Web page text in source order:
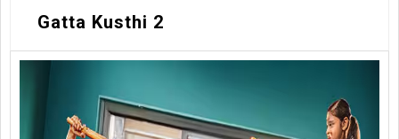
Gatta Kusthi 2